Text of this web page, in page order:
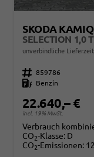
SKODA KAMIQ
SELECTION 1,0
unverbindliche
Fahrzeugnr. 859786
Kraftstoff
Benzin
22.640,– €
incl. 19% MwSt.
Verbrauch
CO2-Klasse: D
CO2-Emissionen: